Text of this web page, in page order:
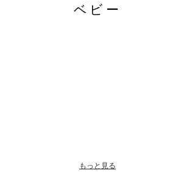
ベビー
もっと見る